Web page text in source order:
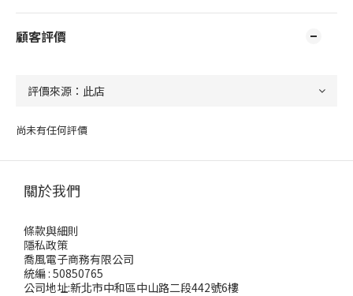
顧客評價
尚未有任何評價
關於我們
條款與細則
隱私政策
喬風電子商務有限公司
統編 : 50850765
公司地址:新北市中和區中山路二段442號6樓